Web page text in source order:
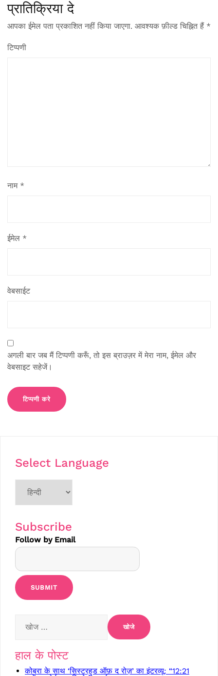
प्रातिक्रिया दे
आपका ईमेल पता प्रकाशित नहीं किया जाएगा. आवश्यक फ़ील्ड चिह्नित हैं *
टिप्पणी
नाम *
ईमेल *
वेबसाईट
अगली बार जब मैं टिप्पणी करूँ, तो इस ब्राउज़र में मेरा नाम, ईमेल और
वेबसाइट सहेजें।
Select Language
Choose
language
Subscribe
Follow by Email
हाल के पोस्ट
कोबरा के साथ ‘सिस्टरहुड ऑफ़ द रोज़’ का इंटरव्यू: “12:21